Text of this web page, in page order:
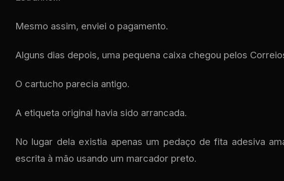
Mesmo assim, enviei o pagamento.
Alguns dias depois, uma pequena caixa chegou pelos
O cartucho parecia antigo.
A etiqueta original havia sido arrancada.
No lugar dela existia apenas um pedaço de fita adesiva
escrita à mão usando um marcador preto.